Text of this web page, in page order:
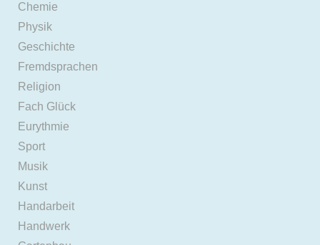
Chemie
Physik
Geschichte
Fremdsprachen
Religion
Fach Glück
Eurythmie
Sport
Musik
Kunst
Handarbeit
Handwerk